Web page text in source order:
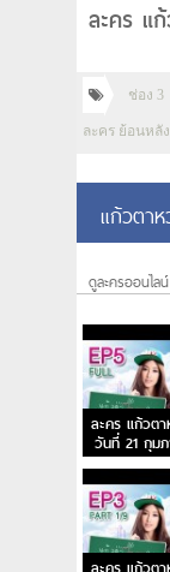
ละคร แ
ช่อง 3
ละคร ย้อนหลัง
แก้วตาห
ดูละครออนไล
ละคร แก้วตา
วันที่ 21 กุม